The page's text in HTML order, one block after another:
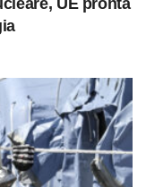
UE pronta